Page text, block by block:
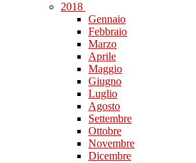
2018
Gennaio
Febbraio
Marzo
Aprile
Maggio
Giugno
Luglio
Agosto
Settembre
Ottobre
Novembre
Dicembre